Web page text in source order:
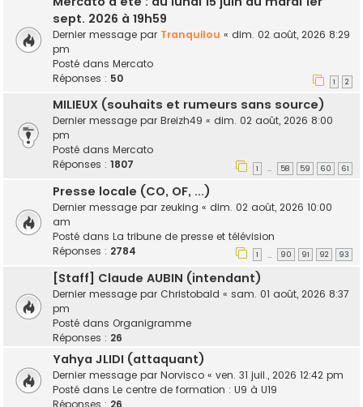
sept. 2026 à 19h59
Dernier message par Tranquilou « dim. 02 août, 2026 8:29
pm
Posté dans Mercato
Réponses : 50 1 2
MILIEUX (souhaits et rumeurs sans source)
Dernier message par Breizh49 « dim. 02 août, 2026 8:00
pm
Posté dans Mercato
Réponses : 1807 1 … 58 59 60 61
Presse locale (CO, OF, ...)
Dernier message par zeuking « dim. 02 août, 2026 10:00
am
Posté dans La tribune de presse et télévision
Réponses : 2784 1 … 90 91 92 93
[Staff] Claude AUBIN (intendant)
Dernier message par Christobald « sam. 01 août, 2026 8:37
pm
Posté dans Organigramme
Réponses : 26
Yahya JLIDI (attaquant)
Dernier message par Norvisco « ven. 31 juil., 2026 12:42 pm
Posté dans Le centre de formation : U9 à U19
Réponses : 26